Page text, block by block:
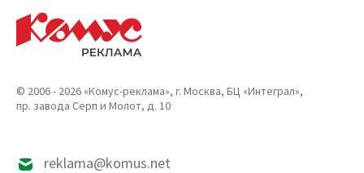
© 2006 - 2026 «Комус-реклама», г. Москва, БЦ «Интеграл»,
пр. завода Серп и Молот, д. 10
reklama@komus.net